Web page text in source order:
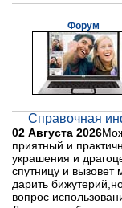
Форум
Справочная
02 Августа 2026
приятный и
украшения и
спутницу и вызовет
дарить
вопрос